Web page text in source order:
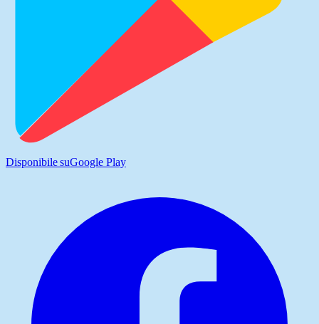
Disponibile suGoogle Play